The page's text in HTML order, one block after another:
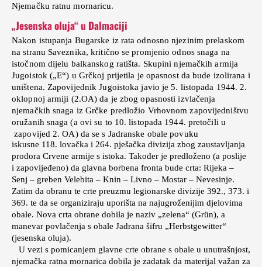
Njemačku ratnu mornaricu.
„Jesenska oluja“ u Dalmaciji
Nakon istupanja Bugarske iz rata odnosno njezinim prelaskom
na stranu Saveznika, kritično se promjenio odnos snaga na
istočnom dijelu balkanskog ratišta. Skupini njemačkih armija
Jugoistok („E“) u Grčkoj prijetila je opasnost da bude izolirana i
uništena. Zapovijednik Jugoistoka javio je 5. listopada 1944. 2.
oklopnoj armiji (2.OA) da je zbog opasnosti izvlačenja
njemačkih snaga iz Grčke predložio Vrhovnom zapovijedništvu
oružanih snaga (a ovi su to 10. listopada 1944. pretočili u
zapovijed 2. OA) da se s Jadranske obale povuku
iskusne 118. lovačka i 264. pješačka divizija zbog zaustavljanja
prodora Crvene armije s istoka. Također je predloženo (a poslije
i zapovijeđeno) da glavna borbena fronta bude crta: Rijeka –
Senj – greben Velebita – Knin – Livno – Mostar – Nevesinje.
Zatim da obranu te crte preuzmu legionarske divizije 392., 373. i
369. te da se organiziraju uporišta na najugroženijim djelovima
obale. Nova crta obrane dobila je naziv „zelena“ (Grün), a
manevar povlačenja s obale Jadrana šifru „Herbstgewitter“
(jesenska oluja).
U vezi s pomicanjem glavne crte obrane s obale u unutrašnjost,
njemačka ratna mornarica dobila je zadatak da materijal važan za